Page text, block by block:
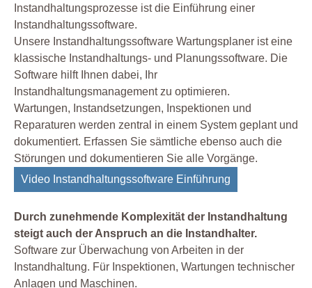
Instandhaltungsprozesse ist die Einführung einer
Instandhaltungssoftware.
Unsere Instandhaltungssoftware Wartungsplaner ist eine
klassische Instandhaltungs- und Planungssoftware. Die
Software hilft Ihnen dabei, Ihr
Instandhaltungsmanagement zu optimieren.
Wartungen, Instandsetzungen, Inspektionen und
Reparaturen werden zentral in einem System geplant und
dokumentiert. Erfassen Sie sämtliche ebenso auch die
Störungen und dokumentieren Sie alle Vorgänge.
Video Instandhaltungssoftware Einführung
Durch zunehmende Komplexität der Instandhaltung
steigt auch der Anspruch an die Instandhalter.
Software zur Überwachung von Arbeiten in der
Instandhaltung. Für Inspektionen, Wartungen technischer
Anlagen und Maschinen.